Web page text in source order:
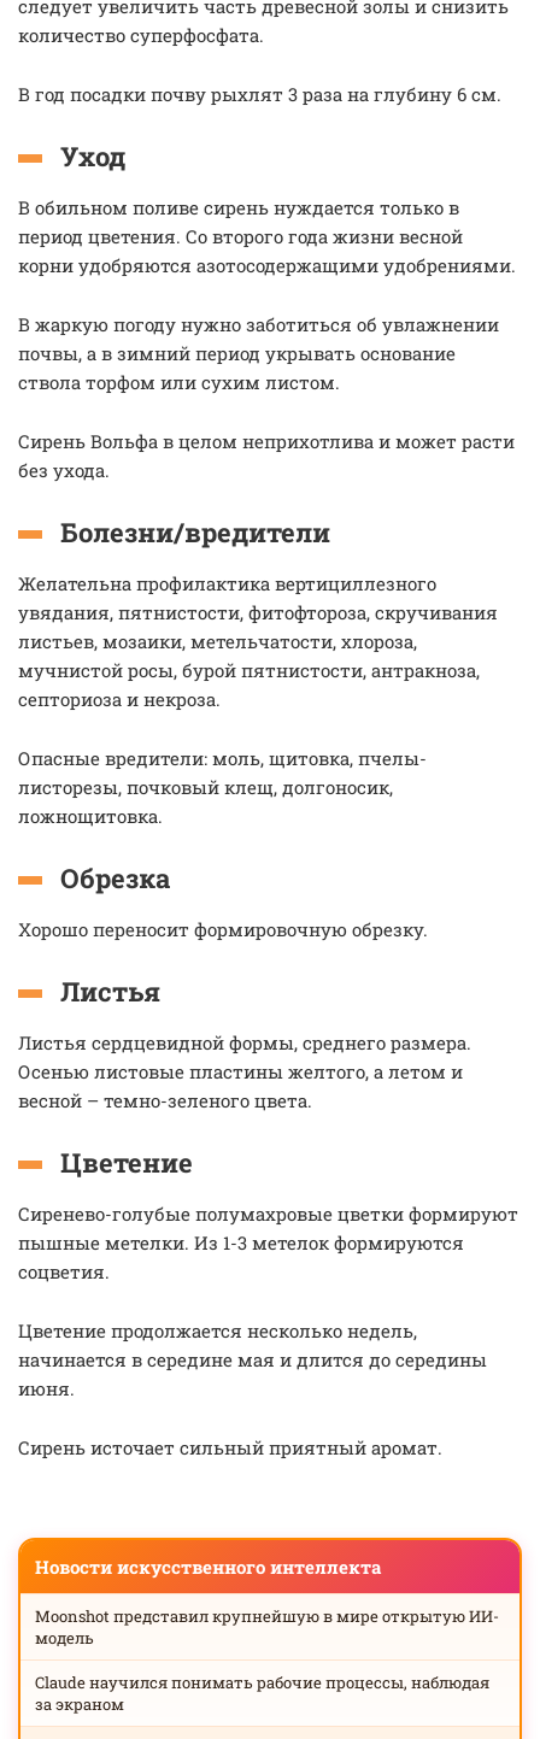
следует увеличить часть древесной золы и снизить
количество суперфосфата.
В год посадки почву рыхлят 3 раза на глубину 6 см.
Уход
В обильном поливе сирень нуждается только в
период цветения. Со второго года жизни весной
корни удобряются азотосодержащими удобрениями.
В жаркую погоду нужно заботиться об увлажнении
почвы, а в зимний период укрывать основание
ствола торфом или сухим листом.
Сирень Вольфа в целом неприхотлива и может расти
без ухода.
Болезни/вредители
Желательна профилактика вертициллезного
увядания, пятнистости, фитофтороза, скручивания
листьев, мозаики, метельчатости, хлороза,
мучнистой росы, бурой пятнистости, антракноза,
септориоза и некроза.
Опасные вредители: моль, щитовка, пчелы-
листорезы, почковый клещ, долгоносик,
ложнощитовка.
Обрезка
Хорошо переносит формировочную обрезку.
Листья
Листья сердцевидной формы, среднего размера.
Осенью листовые пластины желтого, а летом и
весной – темно-зеленого цвета.
Цветение
Сиренево-голубые полумахровые цветки формируют
пышные метелки. Из 1-3 метелок формируются
соцветия.
Цветение продолжается несколько недель,
начинается в середине мая и длится до середины
июня.
Сирень источает сильный приятный аромат.
Новости искусственного интеллекта
Moonshot представил крупнейшую в мире открытую ИИ-
модель
Claude научился понимать рабочие процессы, наблюдая
за экраном